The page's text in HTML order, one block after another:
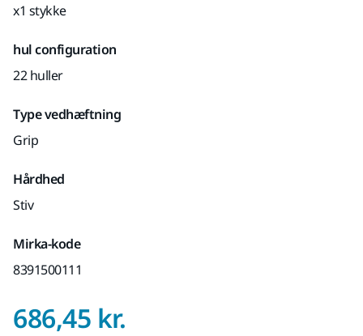
x1 stykke
hul configuration
22 huller
Type vedhæftning
Grip
Hårdhed
Stiv
Mirka-kode
8391500111
686,45 kr.